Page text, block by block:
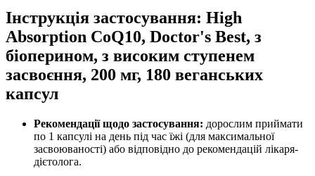
Інструкція застосування: High
Absorption CoQ10, Doctor's Best, з
біоперином, з високим ступенем
засвоєння, 200 мг, 180 веганських
капсул
Рекомендації щодо застосування: дорослим приймати
по 1 капсулі на день під час їжі (для максимальної
засвоюваності) або відповідно до рекомендацій лікаря-
дієтолога.